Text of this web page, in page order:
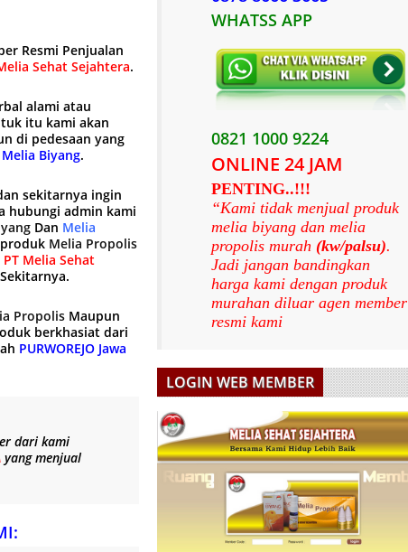
Resmi Penjualan
Sehat Sejahtera.
alami atau
itu kami akan
di pedesaan yang
Melia Biyang.
sekitarnya ingin
hubungi admin kami
Dan Melia
Melia Propolis
PT Melia Sehat
Propolis Maupun
berkhasiat dari
PURWOREJO Jawa
dari kami
yang menjual
WHATSS APP
0821 1000 9224
ONLINE 24 JAM
PENTING..!!!
“Kami tidak menjual produk
melia biyang dan melia
propolis murah (kw/palsu).
Jadi jangan bandingkan
harga kami dengan produk
murahan diluar agen member
resmi kami
LOGIN WEB MEMBER